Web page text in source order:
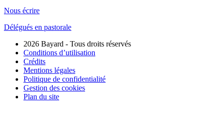
Nous écrire
Délégués en pastorale
2026 Bayard - Tous droits réservés
Conditions d’utilisation
Crédits
Mentions légales
Politique de confidentialité
Gestion des cookies
Plan du site